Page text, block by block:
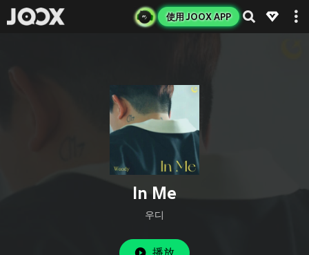
使用 JOOX APP
In Me
우디